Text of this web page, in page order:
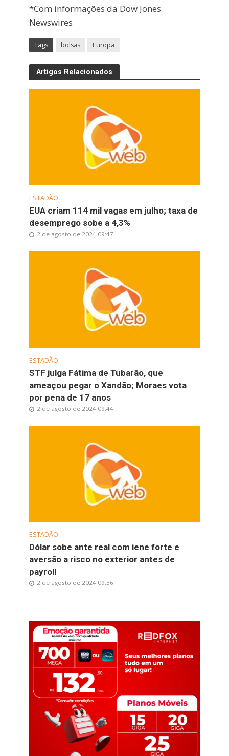
*Com informações da Dow Jones
Newswires
Tags bolsas Europa
Artigos Relacionados
ESTADÃO
EUA criam 114 mil vagas em julho; taxa de
desemprego sobe a 4,3%
2 de agosto de 2024 09:47
ESTADÃO
STF julga Fátima de Tubarão, que
ameaçou pegar o Xandão; Moraes vota
por pena de 17 anos
2 de agosto de 2024 09:44
ESTADÃO
Dólar sobe ante real com iene forte e
aversão a risco no exterior antes de
payroll
2 de agosto de 2024 09:36